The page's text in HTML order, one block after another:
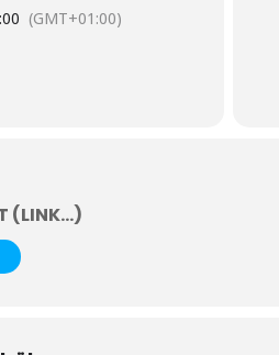
(GMT+01:00)
(LINK...)